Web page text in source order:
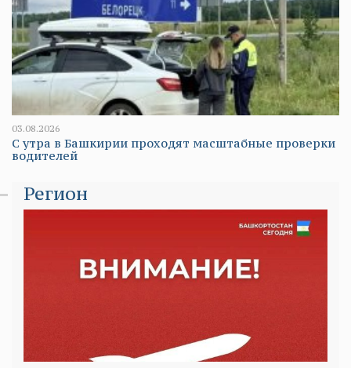
03.08.2026
С утра в Башкирии проходят масштабные проверки
водителей
Регион